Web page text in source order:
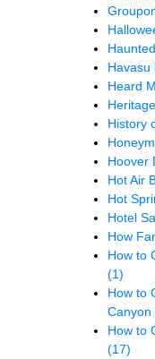
Havasu
Heard
History
Hoover
Hot Air
Hot
Hotel
How Far
How to
(1)
How to
Canyon
How to
(17)